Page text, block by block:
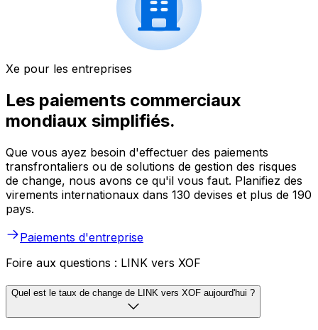
Xe pour les entreprises
Les paiements commerciaux
mondiaux simplifiés.
Que vous ayez besoin d'effectuer des paiements
transfrontaliers ou de solutions de gestion des risques
de change, nous avons ce qu'il vous faut. Planifiez des
virements internationaux dans 130 devises et plus de 190
pays.
Paiements d'entreprise
Foire aux questions : LINK vers XOF
Quel est le taux de change de LINK vers XOF aujourd'hui ?